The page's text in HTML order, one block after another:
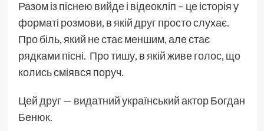
Разом із піснею вийде і відеокліп – це історія у
форматі розмови, в якій друг просто слухає.
Про біль, який не стає меншим, але стає
рядками пісні. Про тишу, в якій живе голос, що
колись сміявся поруч.
Цей друг — видатний український актор Богдан
Бенюк.